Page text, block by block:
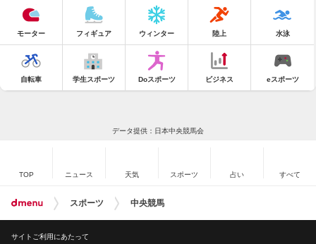
モーター フィギュア ウィンター 陸上 水泳
自転車 学生スポーツ Doスポーツ ビジネス eスポーツ
データ提供：日本中央競馬会
TOP ニュース 天気 スポーツ 占い すべて
スポーツ 中央競馬
サイトご利用にあたって